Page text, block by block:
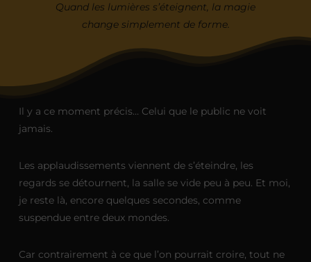
Quand les lumières s’éteignent, la magie
change simplement de forme.
Il y a ce moment précis… Celui que le public ne voit
jamais.
Les applaudissements viennent de s’éteindre, les
regards se détournent, la salle se vide peu à peu. Et moi,
je reste là, encore quelques secondes, comme
suspendue entre deux mondes.
Car contrairement à ce que l’on pourrait croire, tout ne